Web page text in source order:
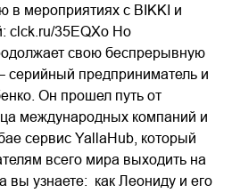
в мероприятиях с BIKKI и
clck.ru/35EQXo Но
свою беспрерывную
серийный предприниматель и
Он прошел путь от
международных компаний и
сервис YallaHub, который
всего мира выходить на
узнаете: как Леониду и его